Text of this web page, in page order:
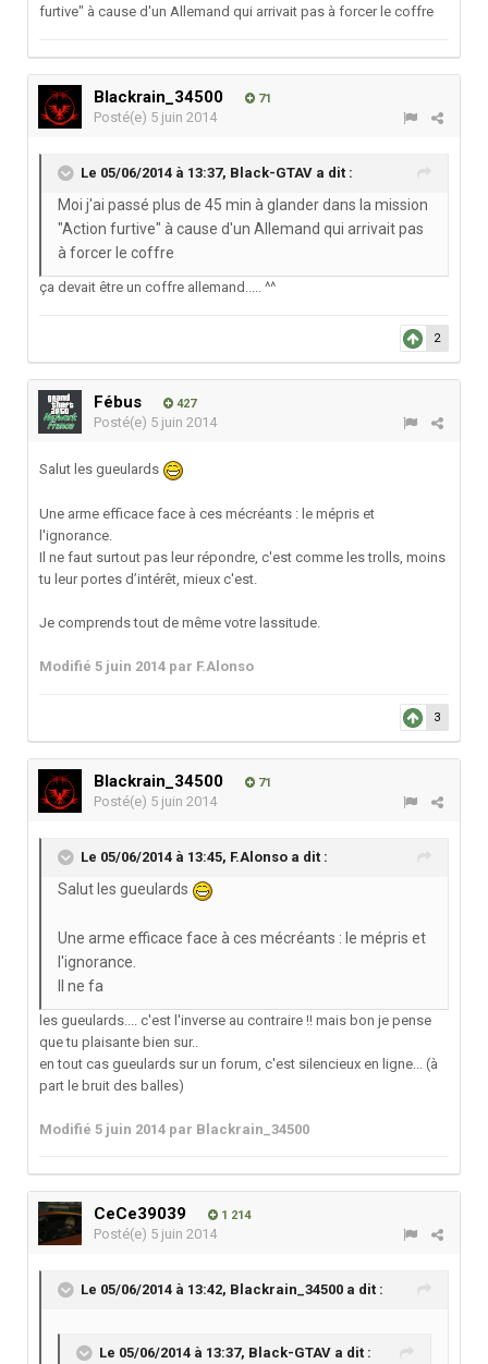
furtive" à cause d'un Allemand qui arrivait pas à forcer le coffre
Blackrain_34500 71
Posté(e) 5 juin 2014
Le 05/06/2014 à 13:37, Black-GTAV a dit :
Moi j'ai passé plus de 45 min à glander dans la mission
"Action furtive" à cause d'un Allemand qui arrivait pas
à forcer le coffre
ça devait être un coffre allemand..... ^^
2
Fébus 427
Posté(e) 5 juin 2014
Salut les gueulards
Une arme efficace face à ces mécréants : le mépris et
l'ignorance.
Il ne faut surtout pas leur répondre, c'est comme les trolls, moins
tu leur portes d’intérêt, mieux c'est.
Je comprends tout de même votre lassitude.
Modifié 5 juin 2014 par F.Alonso
3
Blackrain_34500 71
Posté(e) 5 juin 2014
Le 05/06/2014 à 13:45, F.Alonso a dit :
Salut les gueulards
Une arme efficace face à ces mécréants : le mépris et
l'ignorance.
Il ne fa
les gueulards.... c'est l'inverse au contraire !! mais bon je pense
que tu plaisante bien sur..
en tout cas gueulards sur un forum, c'est silencieux en ligne... (à
part le bruit des balles)
Modifié 5 juin 2014 par Blackrain_34500
CeCe39039 1 214
Posté(e) 5 juin 2014
Le 05/06/2014 à 13:42, Blackrain_34500 a dit :
Le 05/06/2014 à 13:37, Black-GTAV a dit :